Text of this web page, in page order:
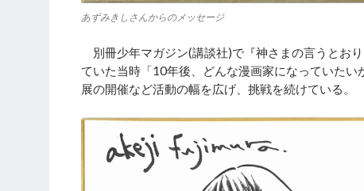
あずみきしさんからのメッセージ
別冊少年マガジン(講談社)で『神さまの言うとお
ていた当時「10年後、どんな漫画家になっていた
展の開催など活動の幅を広げ、挑戦を続けている。